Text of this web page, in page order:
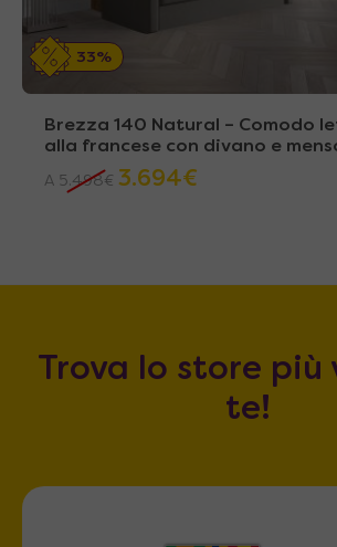
33%
Brezza 140 Natural – Comodo
alla francese con divano e
A 5.498€ 3.694€
Trova lo store più
te!